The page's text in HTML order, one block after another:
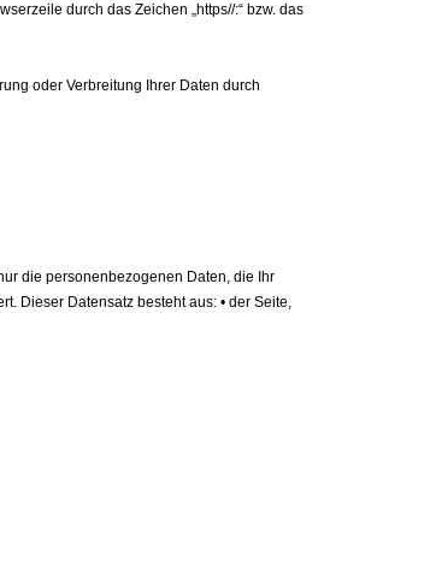
durch das Zeichen „https//:“ bzw. das
oder Verbreitung Ihrer Daten durch
die personenbezogenen Daten, die Ihr
Dieser Datensatz besteht aus: • der Seite,